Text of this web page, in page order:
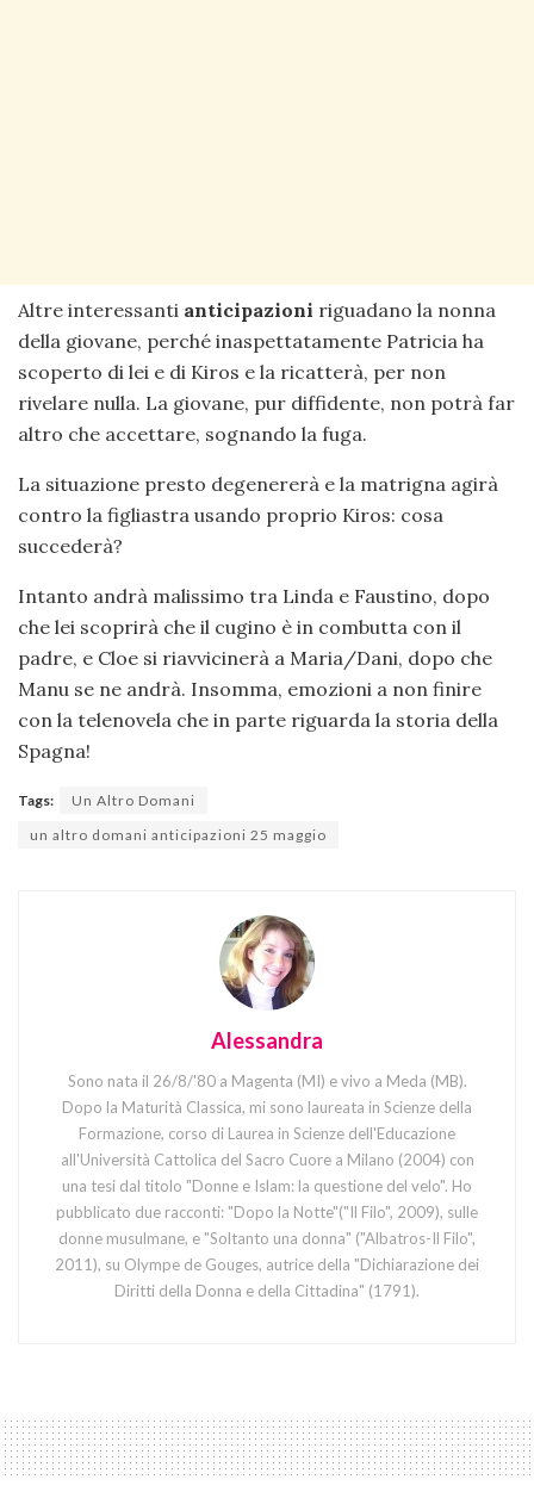
Altre interessanti anticipazioni riguadano la nonna
della giovane, perché inaspettatamente Patricia ha
scoperto di lei e di Kiros e la ricatterà, per non
rivelare nulla. La giovane, pur diffidente, non potrà far
altro che accettare, sognando la fuga.
La situazione presto degenererà e la matrigna agirà
contro la figliastra usando proprio Kiros: cosa
succederà?
Intanto andrà malissimo tra Linda e Faustino, dopo
che lei scoprirà che il cugino è in combutta con il
padre, e Cloe si riavvicinerà a Maria/Dani, dopo che
Manu se ne andrà. Insomma, emozioni a non finire
con la telenovela che in parte riguarda la storia della
Spagna!
Tags:
Un Altro Domani
un altro domani anticipazioni 25 maggio
Alessandra
Sono nata il 26/8/'80 a Magenta (MI) e vivo a Meda (MB).
Dopo la Maturità Classica, mi sono laureata in Scienze della
Formazione, corso di Laurea in Scienze dell'Educazione
all'Università Cattolica del Sacro Cuore a Milano (2004) con
una tesi dal titolo "Donne e Islam: la questione del velo". Ho
pubblicato due racconti: "Dopo la Notte"("Il Filo", 2009), sulle
donne musulmane, e "Soltanto una donna" ("Albatros-Il Filo",
2011), su Olympe de Gouges, autrice della "Dichiarazione dei
Diritti della Donna e della Cittadina" (1791).